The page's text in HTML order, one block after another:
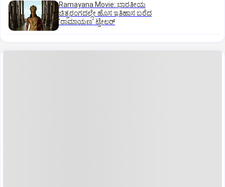
Ramayana Movie: ಭಾರತೀಯ
ಚಿತ್ರರಂಗದಲ್ಲೇ ಹೊಸ ಇತಿಹಾಸ ಬರೆದ
ʼರಾಮಾಯಣʼ ಟ್ರೇಲರ್